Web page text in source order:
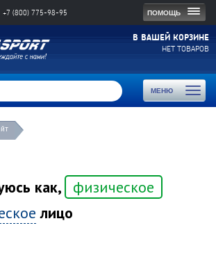
ПОМОЩЬ
+7 (800) 775-98-95
В ВАШЕЙ КОРЗИНЕ
НЕТ ТОВАРОВ
МЕНЮ
Toggle
как,
физическое
лицо